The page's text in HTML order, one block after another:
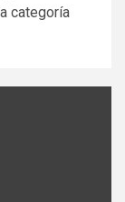
categoría